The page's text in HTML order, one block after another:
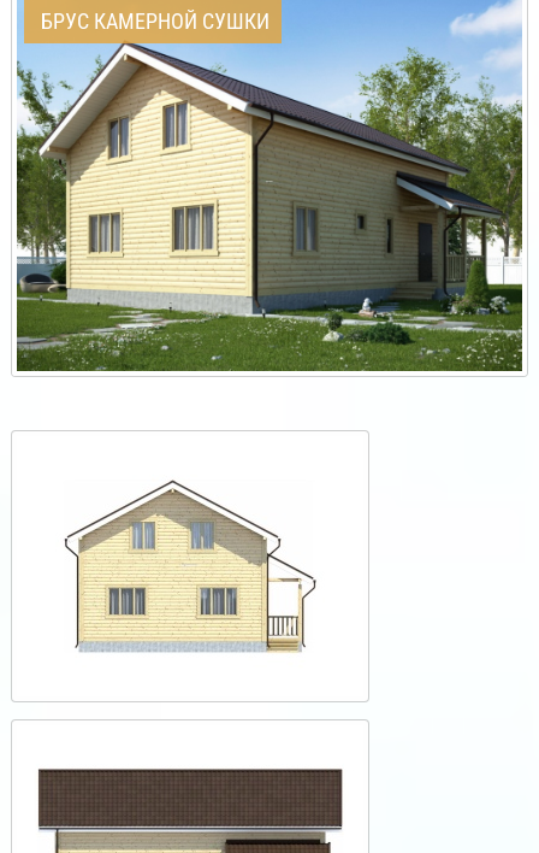
БРУС КАМЕРНОЙ СУШКИ